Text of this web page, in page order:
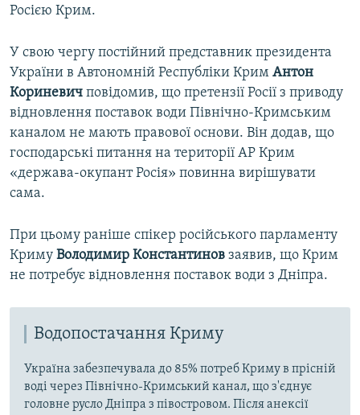
Росією Крим.
У свою чергу постійний представник президента
України в Автономній Республіки Крим Антон
Кориневич повідомив, що претензії Росії з приводу
відновлення поставок води Північно-Кримським
каналом не мають правової основи. Він додав, що
господарські питання на території АР Крим
«держава-окупант Росія» повинна вирішувати
сама.
При цьому раніше спікер російського парламенту
Криму Володимир Константинов заявив, що Крим
не потребує відновлення поставок води з Дніпра.
Водопостачання Криму
Україна забезпечувала до 85% потреб Криму в прісній
воді через Північно-Кримський канал, що з'єднує
головне русло Дніпра з півостровом. Після анексії